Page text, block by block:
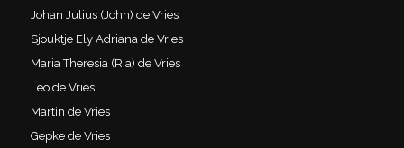
Johan Julius (John) de Vries
Sjouktje Ely Adriana de Vries
Maria Theresia (Ria) de Vries
Leo de Vries
Martin de Vries
Gepke de Vries